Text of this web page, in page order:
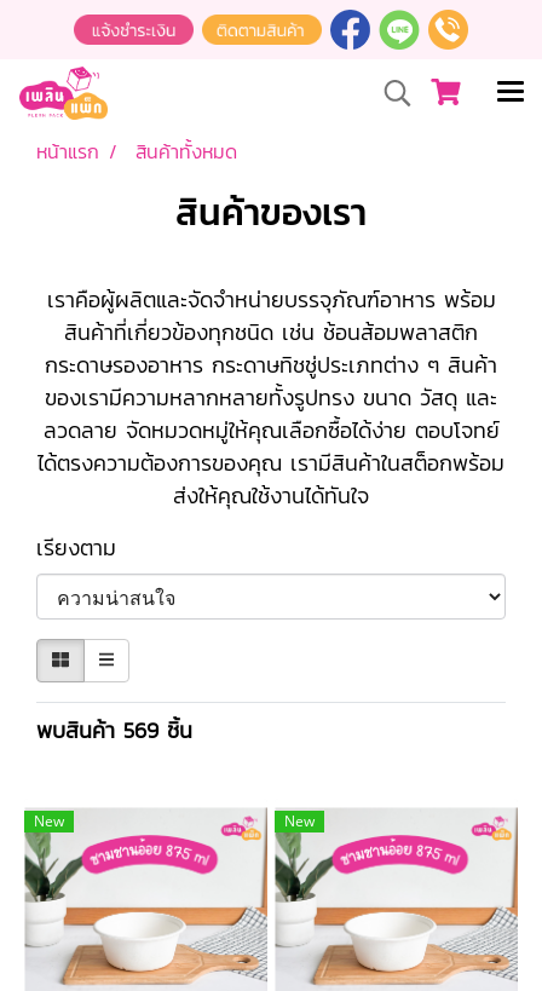
หน้าแรก สินค้าทั้งหมด
สินค้าของเรา
เราคือผู้ผลิตและจัดจำหน่ายบรรจุภัณฑ์อาหาร พร้อม
สินค้าที่เกี่ยวข้องทุกชนิด เช่น ช้อนส้อมพลาสติก
กระดาษรองอาหาร กระดาษทิชชู่ประเภทต่าง ๆ สินค้า
ของเรามีความหลากหลายทั้งรูปทรง ขนาด วัสดุ และ
ลวดลาย จัดหมวดหมู่ให้คุณเลือกซื้อได้ง่าย ตอบโจทย์
ได้ตรงความต้องการของคุณ เรามีสินค้าในสต็อกพร้อม
ส่งให้คุณใช้งานได้ทันใจ
เรียงตาม
พบสินค้า 569 ชิ้น
New New